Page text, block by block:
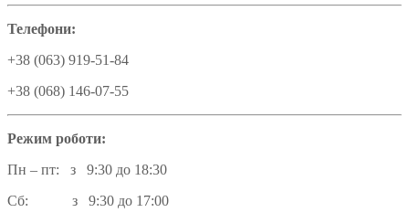
Телефони:
+38 (063) 919-51-84
+38 (068) 146-07-55
Режим роботи:
Пн – пт: з 9:30 до 18:30
Сб: з 9:30 до 17:00